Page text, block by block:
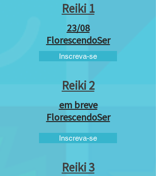
Reiki 1
23/08
FlorescendoSer
Inscreva-se
Reiki 2
em breve
FlorescendoSer
Inscreva-se
Reiki 3